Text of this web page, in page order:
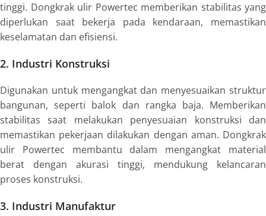
tinggi. Dongkrak ulir Powertec memberikan stabilitas yang
diperlukan saat bekerja pada kendaraan, memastikan
keselamatan dan efisiensi.
2. Industri Konstruksi
Digunakan untuk mengangkat dan menyesuaikan struktur
bangunan, seperti balok dan rangka baja. Memberikan
stabilitas saat melakukan penyesuaian konstruksi dan
memastikan pekerjaan dilakukan dengan aman. Dongkrak
ulir Powertec membantu dalam mengangkat material
berat dengan akurasi tinggi, mendukung kelancaran
proses konstruksi.
3. Industri Manufaktur